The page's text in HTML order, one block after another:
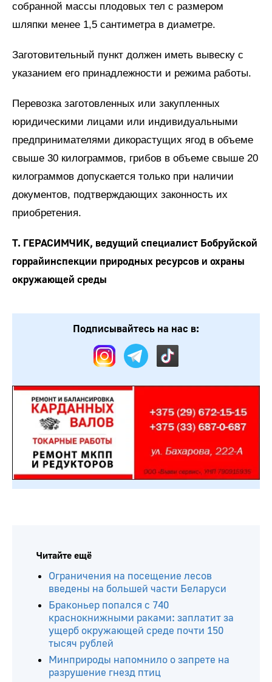
собранной массы плодовых тел с размером
шляпки менее 1,5 сантиметра в диаметре.
Заготовительный пункт должен иметь вывеску с
указанием его принадлежности и режима работы.
Перевозка заготовленных или закупленных
юридическими лицами или индивидуальными
предпринимателями дикорастущих ягод в объеме
свыше 30 килограммов, грибов в объеме свыше 20
килограммов допускается только при наличии
документов, подтверждающих законность их
приобретения.
Т. ГЕРАСИМЧИК, ведущий специалист Бобруйской
горрайинспекции природных ресурсов и охраны
окружающей среды
Подписывайтесь на нас в:
Читайте ещё
Ограничения на посещение лесов
введены на большей части Беларуси
Браконьер попался с 740
краснокнижными раками: заплатит за
ущерб окружающей среде почти 150
тысяч рублей
Минприроды напомнило о запрете на
разрушение гнезд птиц